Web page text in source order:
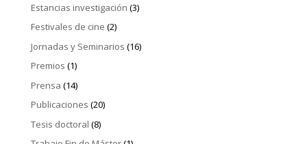
Estancias investigación (3)
Festivales de cine (2)
Jornadas y Seminarios (16)
Premios (1)
Prensa (14)
Publicaciones (20)
Tesis doctoral (8)